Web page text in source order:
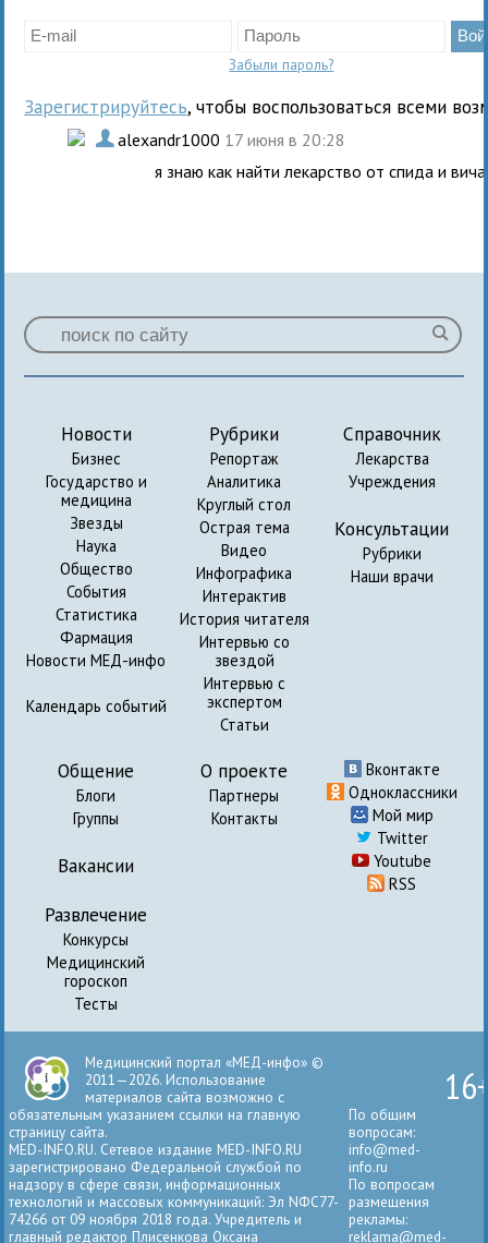
Забыли пароль?
Зарегистрируйтесь, чтобы воспользоваться всеми
. alexandr1000 17 июня в 20:28
я знаю как найти лекарство от спида и
Новости
Бизнес
Государство и
медицина
Звезды
Наука
Общество
События
Статистика
Фармация
Новости МЕД-инфо
Календарь событий
Рубрики
Репортаж
Аналитика
Круглый стол
Острая тема
Видео
Инфографика
Интерактив
История читателя
Интервью со
звездой
Интервью с
экспертом
Статьи
Справочник
Лекарства
Учреждения
Консультации
Рубрики
Наши врачи
Общение
Блоги
Группы
Вакансии
Развлечение
Конкурсы
Медицинский
гороскоп
Тесты
О проекте
Партнеры
Контакты
Вконтакте
Одноклассники
Мой мир
Twitter
Youtube
RSS
Медицинский портал «МЕД-инфо» ©
2011—2026. Использование
материалов сайта возможно с
обязательным указанием ссылки на главную
страницу сайта.
MED-INFO.RU. Сетевое издание MED-INFO.RU
зарегистрировано Федеральной службой по
надзору в сфере связи, информационных
технологий и массовых коммуникаций: Эл NФС77-
74266 от 09 ноября 2018 года. Учредитель и
главный редактор Плисенкова Оксана
По общим
вопросам:
info@med-
info.ru
По вопросам
размещения
рекламы:
reklama@med-